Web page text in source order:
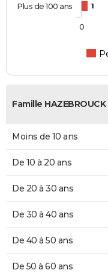
1
Plus de 100 ans
0
Famille HAZEBROUCK
Moins de 10 ans
De 10 à 20 ans
De 20 à 30 ans
De 30 à 40 ans
De 40 à 50 ans
De 50 à 60 ans